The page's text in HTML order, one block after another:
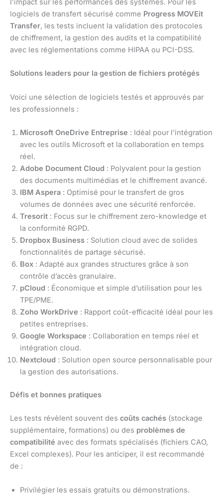
l’impact sur les performances des systèmes. Pour les
logiciels de transfert sécurisé comme Progress MOVEit
Transfer, les tests incluent la validation des protocoles
de chiffrement, la gestion des audits et la compatibilité
avec les réglementations comme HIPAA ou PCI-DSS.
Solutions leaders pour la gestion de fichiers protégés
Voici une sélection de logiciels testés et approuvés par
les professionnels :
Microsoft OneDrive Entreprise : Idéal pour l’intégration
avec les outils Microsoft et la collaboration en temps
réel.
Adobe Document Cloud : Polyvalent pour la gestion
des documents multimédias et le chiffrement avancé.
IBM Aspera : Optimisé pour le transfert de gros
volumes de données avec une sécurité renforcée.
Tresorit : Focus sur le chiffrement zero-knowledge et
la conformité RGPD.
Dropbox Business : Solution cloud avec de solides
fonctionnalités de partage sécurisé.
Box : Adapté aux grandes structures grâce à son
contrôle d’accès granulaire.
pCloud : Économique et simple d’utilisation pour les
TPE/PME.
Zoho WorkDrive : Rapport coût-efficacité idéal pour les
petites entreprises.
Google Workspace : Collaboration en temps réel et
intégration cloud.
Nextcloud : Solution open source personnalisable pour
la gestion des autorisations.
Défis et bonnes pratiques
Les tests révèlent souvent des coûts cachés (stockage
supplémentaire, formations) ou des problèmes de
compatibilité avec des formats spécialisés (fichiers CAO,
Excel complexes). Pour les anticiper, il est recommandé
de :
Privilégier les essais gratuits ou démonstrations.